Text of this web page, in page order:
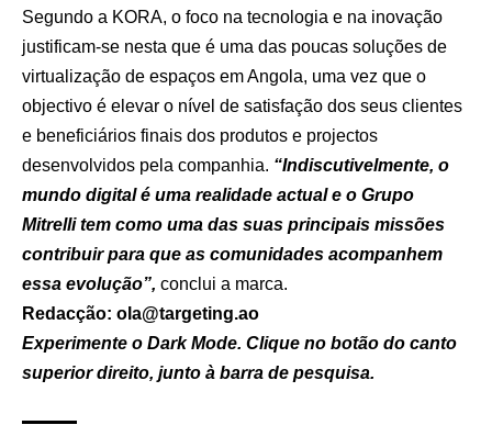
Segundo a KORA, o foco na tecnologia e na inovação
justificam-se nesta que é uma das poucas soluções de
virtualização de espaços em Angola, uma vez que o
objectivo é elevar o nível de satisfação dos seus clientes
e beneficiários finais dos produtos e projectos
desenvolvidos pela companhia. “Indiscutivelmente, o
mundo digital é uma realidade actual e o Grupo
Mitrelli tem como uma das suas principais missões
contribuir para que as comunidades acompanhem
essa evolução”, conclui a marca.
Redacção: ola@targeting.ao
Experimente o Dark Mode. Clique no botão do canto
superior direito, junto à barra de pesquisa.